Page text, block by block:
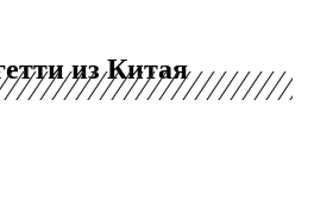
из Китая